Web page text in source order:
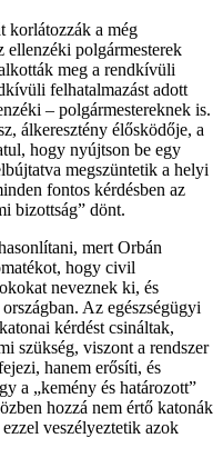
korlátozzák a még
ellenzéki polgármesterek
meg a rendkívüli
felhatalmazást adott
– polgármestereknek is.
álkeresztény élősködője, a
hogy nyújtson be egy
megszüntetik a helyi
fontos kérdésben az
bizottság” dönt.
mert Orbán
hogy civil
neveznek ki, és
Az egészségügyi
kérdést csináltak,
szükség, viszont a rendszer
hanem erősíti, és
a „kemény és határozott”
hozzá nem értő katonák
veszélyeztetik azok